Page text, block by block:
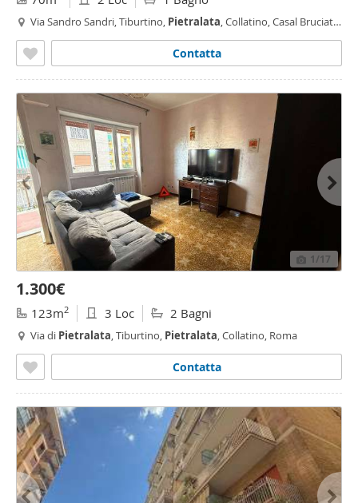
Via Sandro Sandri, Tiburtino, Pietralata, Collatino, Casal Bruciato,
Contatta
1/17
1.300€
123m2 3 Loc 2 Bagni
Via di Pietralata, Tiburtino, Pietralata, Collatino, Roma
Contatta